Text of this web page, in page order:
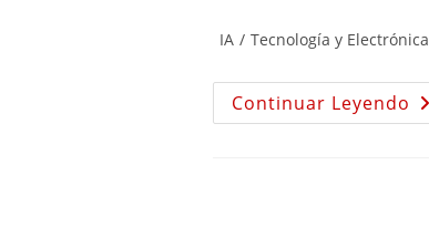
IA / Tecnología y Electrónica
Continuar Leyendo